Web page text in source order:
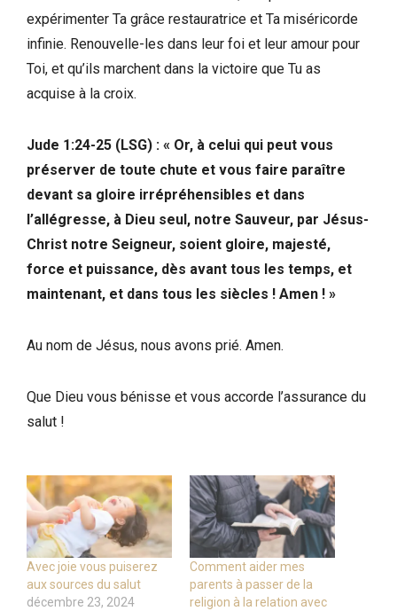
expérimenter Ta grâce restauratrice et Ta miséricorde
infinie. Renouvelle-les dans leur foi et leur amour pour
Toi, et qu’ils marchent dans la victoire que Tu as
acquise à la croix.
Jude 1:24-25 (LSG) : « Or, à celui qui peut vous
préserver de toute chute et vous faire paraître
devant sa gloire irrépréhensibles et dans
l’allégresse, à Dieu seul, notre Sauveur, par Jésus-
Christ notre Seigneur, soient gloire, majesté,
force et puissance, dès avant tous les temps, et
maintenant, et dans tous les siècles ! Amen ! »
Au nom de Jésus, nous avons prié. Amen.
Que Dieu vous bénisse et vous accorde l’assurance du
salut !
Avec joie vous puiserez
aux sources du salut
décembre 23, 2024
Comment aider mes
parents à passer de la
religion à la relation avec